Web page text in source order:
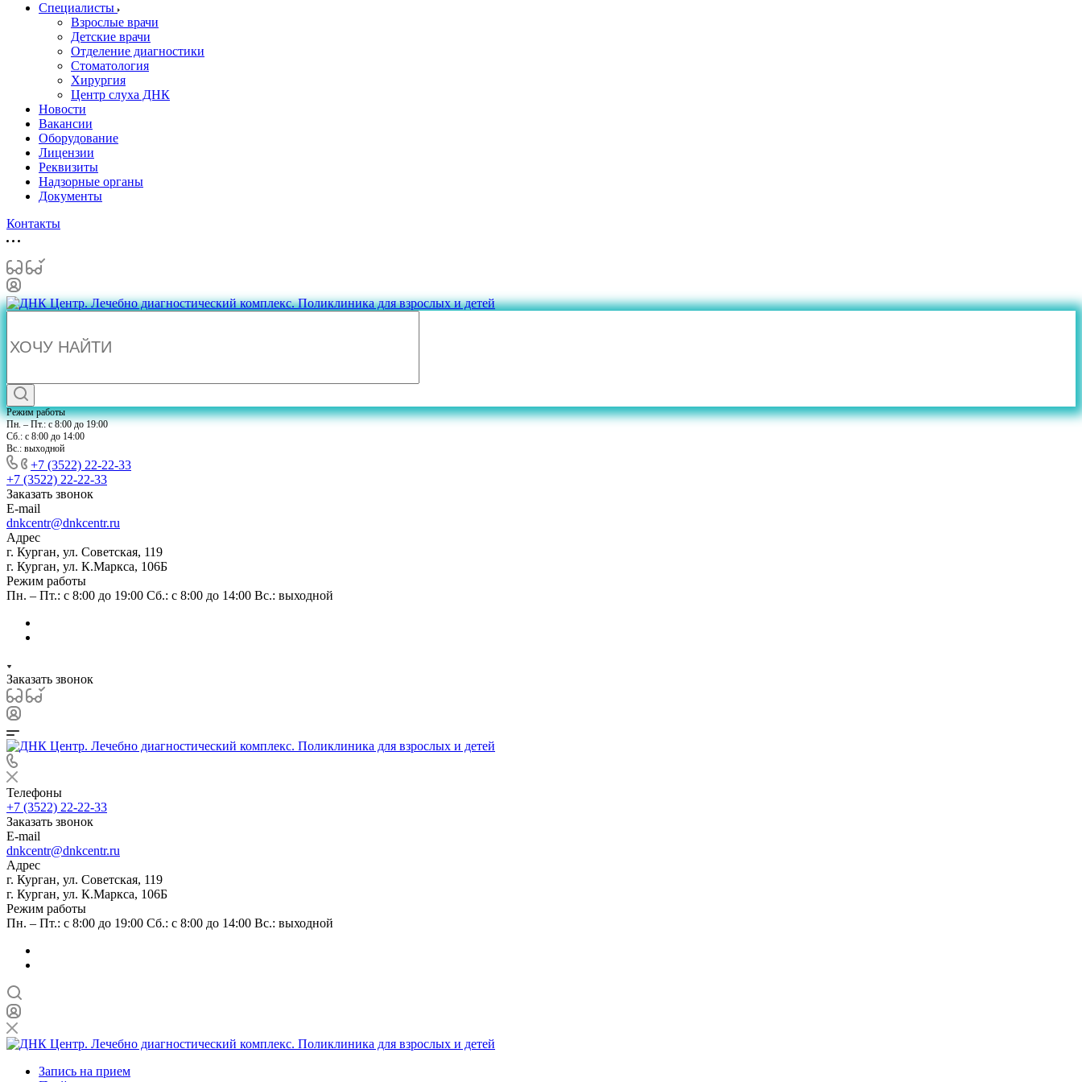
Специалисты
Взрослые врачи
Детские врачи
Отделение диагностики
Стоматология
Хирургия
Центр слуха ДНК
Новости
Вакансии
Оборудование
Лицензии
Реквизиты
Надзорные органы
Документы
Контакты
Режим работы
Пн. – Пт.: с 8:00 до 19:00
Сб.: с 8:00 до 14:00
Вс.: выходной
+7 (3522) 22-22-33
+7 (3522) 22-22-33
Заказать звонок
E-mail
dnkcentr@dnkcentr.ru
Адрес
г. Курган, ул. Советская, 119
г. Курган, ул. К.Маркса, 106Б
Режим работы
Пн. – Пт.: с 8:00 до 19:00 Сб.: с 8:00 до 14:00 Вс.: выходной
Заказать звонок
Телефоны
+7 (3522) 22-22-33
Заказать звонок
E-mail
dnkcentr@dnkcentr.ru
Адрес
г. Курган, ул. Советская, 119
г. Курган, ул. К.Маркса, 106Б
Режим работы
Пн. – Пт.: с 8:00 до 19:00 Сб.: с 8:00 до 14:00 Вс.: выходной
Запись на прием